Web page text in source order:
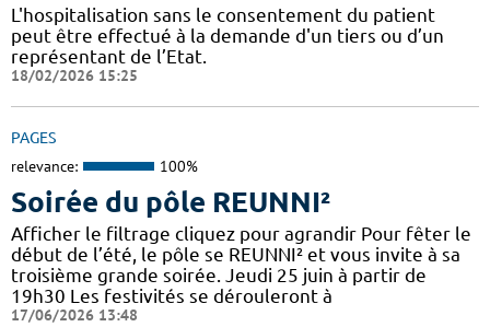
L'hospitalisation sans le consentement du patient
peut être effectué à la demande d'un tiers ou d’un
représentant de l’Etat.
18/02/2026 15:25
PAGES
relevance: 100%
Soirée du pôle REUNNI²
Afficher le filtrage cliquez pour agrandir Pour fêter le
début de l’été, le pôle se REUNNI² et vous invite à sa
troisième grande soirée. Jeudi 25 juin à partir de
19h30 Les festivités se dérouleront à
17/06/2026 13:48